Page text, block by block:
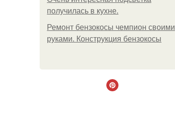
получилась в кухне.
Ремонт бензокосы чемпион своими
руками. Конструкция бензокосы